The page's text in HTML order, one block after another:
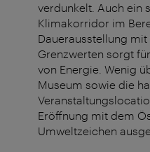
verdunkelt. Auch ein
Klimakorridor im
Dauerausstellung
Grenzwerten sorgt
von Energie. Wenig
Museum sowie die
Eröffnung mit dem
Umweltzeichen